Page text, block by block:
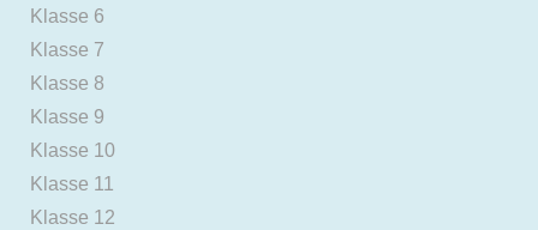
Klasse 6
Klasse 7
Klasse 8
Klasse 9
Klasse 10
Klasse 11
Klasse 12